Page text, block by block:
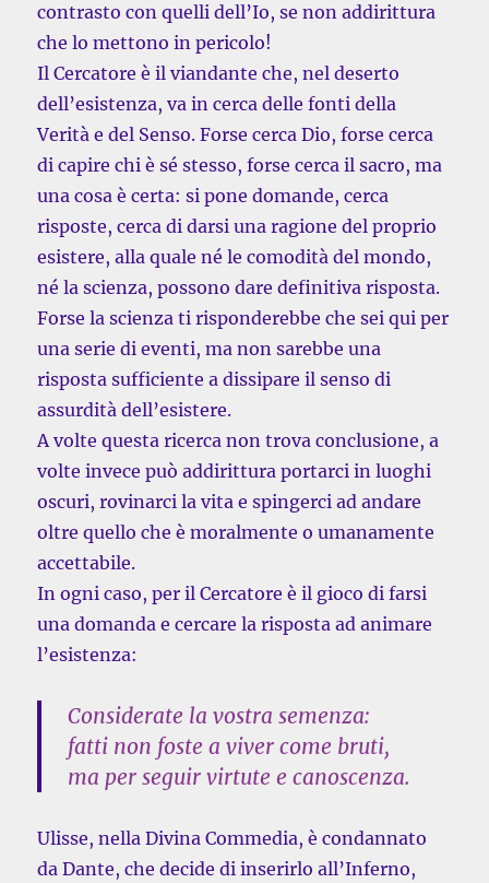
contrasto con quelli dell’Io, se non addirittura
che lo mettono in pericolo!
Il Cercatore è il viandante che, nel deserto
dell’esistenza, va in cerca delle fonti della
Verità e del Senso. Forse cerca Dio, forse cerca
di capire chi è sé stesso, forse cerca il sacro, ma
una cosa è certa: si pone domande, cerca
risposte, cerca di darsi una ragione del proprio
esistere, alla quale né le comodità del mondo,
né la scienza, possono dare definitiva risposta.
Forse la scienza ti risponderebbe che sei qui per
una serie di eventi, ma non sarebbe una
risposta sufficiente a dissipare il senso di
assurdità dell’esistere.
A volte questa ricerca non trova conclusione, a
volte invece può addirittura portarci in luoghi
oscuri, rovinarci la vita e spingerci ad andare
oltre quello che è moralmente o umanamente
accettabile.
In ogni caso, per il Cercatore è il gioco di farsi
una domanda e cercare la risposta ad animare
l’esistenza:
Considerate la vostra semenza:
fatti non foste a viver come bruti,
ma per seguir virtute e canoscenza.
Ulisse, nella Divina Commedia, è condannato
da Dante, che decide di inserirlo all’Inferno,